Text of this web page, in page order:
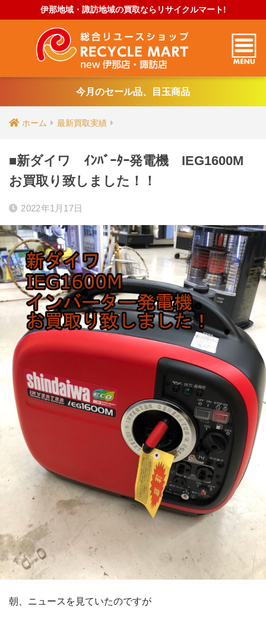
伊那地域・諏訪地域の買取ならリサイクルマート!
今月のセール品、目玉商品
ホーム 最新買取実績
■新ダイワ ｲﾝﾊﾞｰﾀｰ発電機 IEG1600M
お買取り致しました！！
2022年1月17日
朝、ニュースを見ていたのですが